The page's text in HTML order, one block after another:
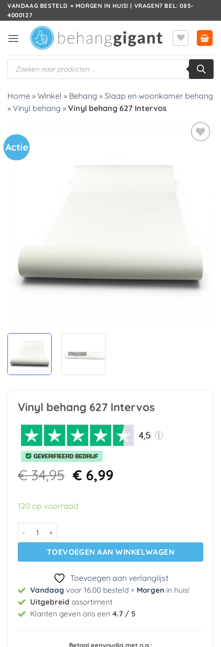
Ga
naar
VANDAAG BESTELD = MORGEN IN HUIS! | VRAGEN? BEL: 085-
4000127
Producten
zoeken
Home » Winkel » Behang » Slaap en woonkamer behang
» Vinyl behang » Vinyl behang 627 Intervos
Actie
Vinyl behang 627 Intervos
€34,95 Oorspronkelijke
prijs
was:
€6,99Huidige
120 op voorraad
Vinyl behang 627 Intervos aantal
TOEVOEGEN AAN WINKELWAGEN
Toevoegen aan verlanglijst
Vandaag voor 16.00 besteld = Morgen in huis!
Uitgebreid assortiment
Klanten geven ons een 4.7 / 5
Betaal eenvoudig met o.a.: